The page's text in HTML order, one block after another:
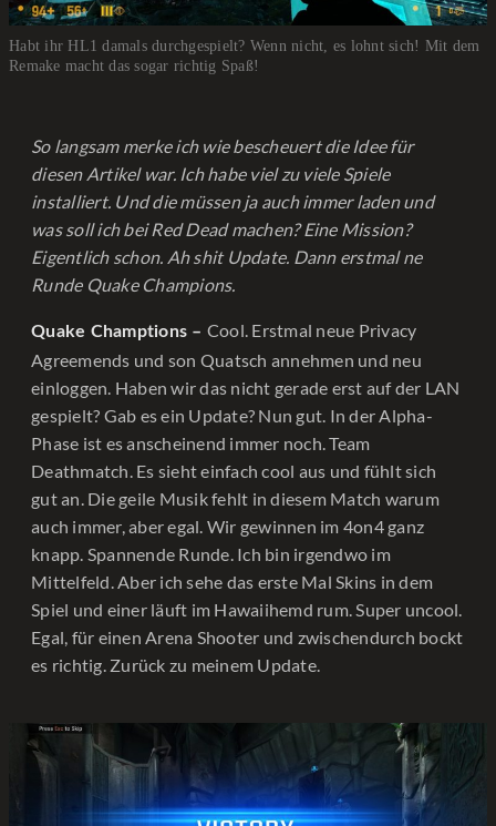
Habt ihr HL1 damals durchgespielt? Wenn nicht, es lohnt sich! Mit dem
Remake macht das sogar richtig Spaß!
So langsam merke ich wie bescheuert die Idee für
diesen Artikel war. Ich habe viel zu viele Spiele
installiert. Und die müssen ja auch immer laden und
was soll ich bei Red Dead machen? Eine Mission?
Eigentlich schon. Ah shit Update. Dann erstmal ne
Runde Quake Champions.
Quake Champtions – Cool. Erstmal neue Privacy
Agreemends und son Quatsch annehmen und neu
einloggen. Haben wir das nicht gerade erst auf der LAN
gespielt? Gab es ein Update? Nun gut. In der Alpha-
Phase ist es anscheinend immer noch. Team
Deathmatch. Es sieht einfach cool aus und fühlt sich
gut an. Die geile Musik fehlt in diesem Match warum
auch immer, aber egal. Wir gewinnen im 4on4 ganz
knapp. Spannende Runde. Ich bin irgendwo im
Mittelfeld. Aber ich sehe das erste Mal Skins in dem
Spiel und einer läuft im Hawaiihemd rum. Super uncool.
Egal, für einen Arena Shooter und zwischendurch bockt
es richtig. Zurück zu meinem Update.